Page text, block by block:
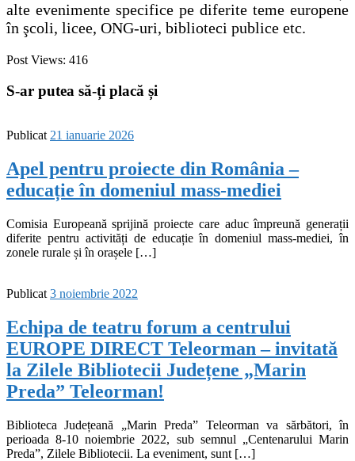
alte evenimente specifice pe diferite teme europene
în şcoli, licee, ONG-uri, biblioteci publice etc.
Post Views: 416
S-ar putea să-ți placă și
Publicat 21 ianuarie 2026
Apel pentru proiecte din România –
educație în domeniul mass-mediei
Comisia Europeană sprijină proiecte care aduc împreună generații
diferite pentru activități de educație în domeniul mass-mediei, în
zonele rurale și în orașele […]
Publicat 3 noiembrie 2022
Echipa de teatru forum a centrului
EUROPE DIRECT Teleorman – invitată
la Zilele Bibliotecii Județene „Marin
Preda” Teleorman!
Biblioteca Județeană „Marin Preda” Teleorman va sărbători, în
perioada 8-10 noiembrie 2022, sub semnul „Centenarului Marin
Preda”, Zilele Bibliotecii. La eveniment, sunt […]